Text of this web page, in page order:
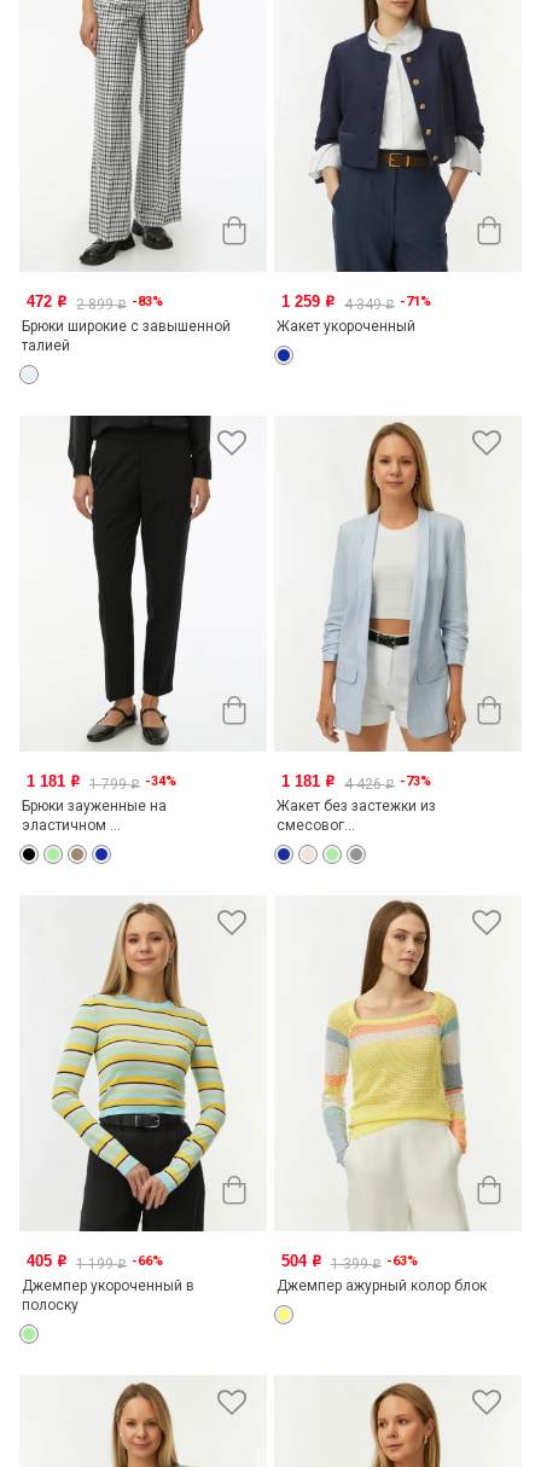
472 o 2 899o -83%
Брюки широкие с завышенной
талией
1 259 o 4 349o -71%
Жакет укороченный
1 181 o 1 799o -34%
Брюки зауженные на
эластичном ...
1 181 o 4 426o -73%
Жакет без застежки из
смесовог...
405 o 1 199o -66%
Джемпер укороченный в
полоску
504 o 1 399o -63%
Джемпер ажурный колор блок